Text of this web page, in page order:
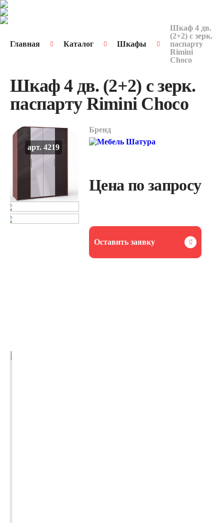
Главная Каталог Шкафы
Шкаф 4 дв.
(2+2) с зерк.
паспарту
Rimini
Choco
Шкаф 4 дв. (2+2) с зерк.
паспарту Rimini Choco
арт. 4219
Бренд
Цена по запросу
Оставить заявку